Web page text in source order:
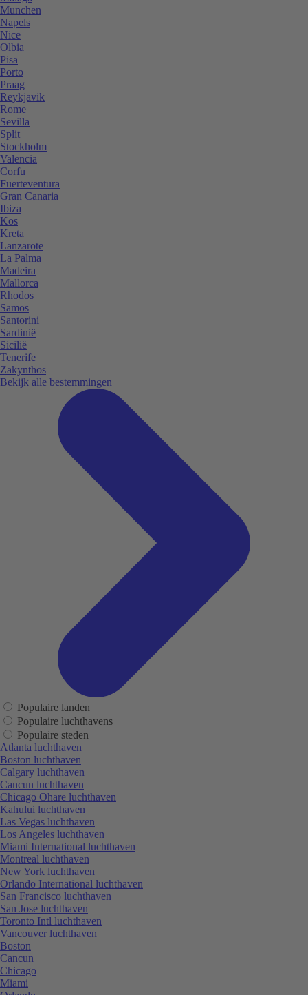
Munchen
Napels
Nice
Olbia
Pisa
Porto
Praag
Reykjavik
Rome
Sevilla
Split
Stockholm
Valencia
Corfu
Fuerteventura
Gran Canaria
Ibiza
Kos
Kreta
Lanzarote
La Palma
Madeira
Mallorca
Rhodos
Samos
Santorini
Sardinië
Sicilië
Tenerife
Zakynthos
Bekijk alle bestemmingen
Populaire landen
Populaire luchthavens
Populaire steden
Atlanta luchthaven
Boston luchthaven
Calgary luchthaven
Cancun luchthaven
Chicago Ohare luchthaven
Kahului luchthaven
Las Vegas luchthaven
Los Angeles luchthaven
Miami International luchthaven
Montreal luchthaven
New York luchthaven
Orlando International luchthaven
San Francisco luchthaven
San Jose luchthaven
Toronto Intl luchthaven
Vancouver luchthaven
Boston
Cancun
Chicago
Miami